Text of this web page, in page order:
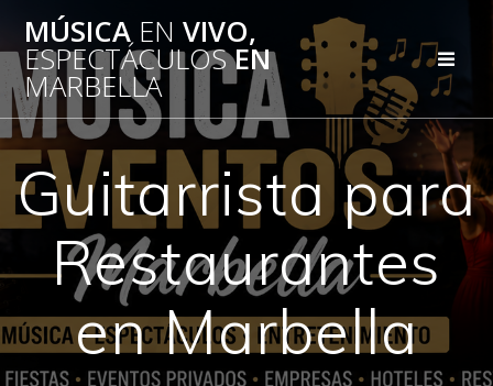
al
contenido
MÚSICAEN VIVO,
ESPECTÁCULOSEN
MARBELLA
Guitarrista para
Restaurantes
en Marbella